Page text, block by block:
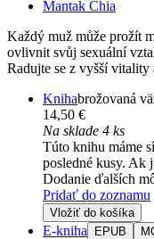
Mantak Chia
Každý muž může prožít
ovlivnit svůj sexuální
Radujte se z vyšší vitality
Knihabrožovaná
14,50 €
Na sklade 4 ks
Túto knihu máme
posledné kusy. Ak
Dodanie ďalších
Pridať do zoznamu
Vložiť do košíka
E-kniha EPUB